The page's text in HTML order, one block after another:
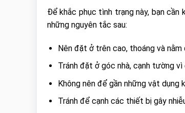
Để khắc phục tình trạng này, bạn
những nguyên tắc sau:
Nên đặt ở trên cao, thoáng và nằm
Tránh đặt ở góc nhà, cạnh tường
Không nên để gần những vật dụng
Tránh để cạnh các thiết bị gây